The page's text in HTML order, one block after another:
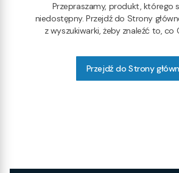
Przepraszamy, produkt, którego
niedostępny. Przejdź do Strony
z wyszukiwarki, żeby znaleźć to, co
Przejdź do Strony